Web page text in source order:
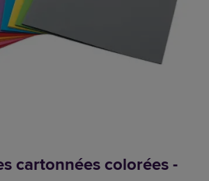
cartonnées colorées -